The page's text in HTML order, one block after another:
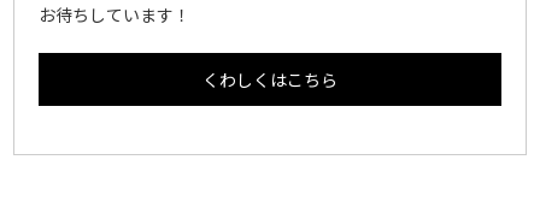
お待ちしています！
くわしくはこちら